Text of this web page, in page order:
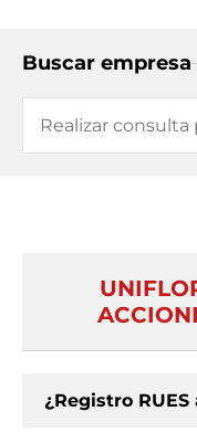
Buscar empresa
¿Registro RUES